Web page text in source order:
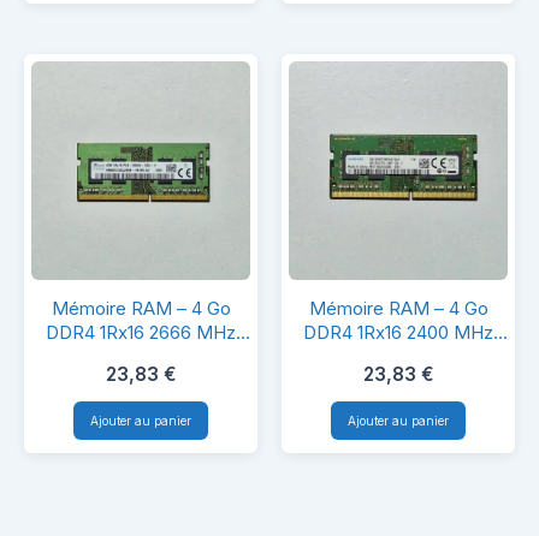
1Rx8
SO-
DIMM
portable
1Rx16
SO-
DIMM
portable
Mémoire
RAM
–
4
Go
Mémoire RAM – 4 Go
DDR4 1Rx16 2666 MHz
23,83 €
Ajouter au panier
Mémoire
RAM
–
4
Go
Mémoire RAM – 4 Go
DDR4 1Rx16 2400 MHz
23,83 €
Ajouter au panier